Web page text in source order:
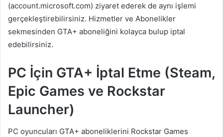
(account.microsoft.com) ziyaret ederek de aynı işlemi
gerçekleştirebilirsiniz. Hizmetler ve Abonelikler
sekmesinden GTA+ aboneliğini kolayca bulup iptal
edebilirsiniz.
PC İçin GTA+ İptal Etme (Steam,
Epic Games ve Rockstar
Launcher)
PC oyuncuları GTA+ aboneliklerini Rockstar Games